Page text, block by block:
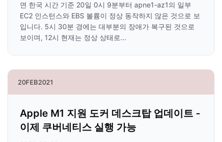
면 한국 시간 기준 20일 0시 9분부터 apne1-az1의 일부
EC2 인스턴스와 EBS 볼륨이 정상 동작하지 않은 것으로 보
입니다. 5시 30분 경에는 대부분의 장애가 복구된 것으로
보이며, 12시 현재는 정상 상태로...
20FEB2021
Apple M1 지원 도커 데스크탑 업데이트 -
이제 쿠버네티스 실행 가능